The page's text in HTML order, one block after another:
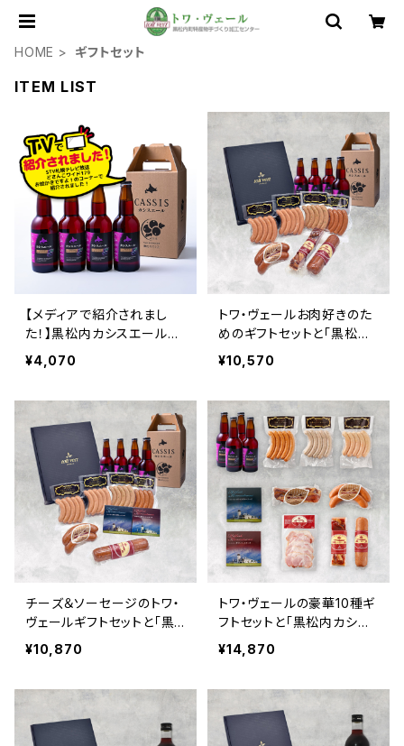
HOME ギフトセット
ITEM LIST
【メディアで紹介されまし
た！】黒松内カシスエール33
0ml ４本セット（箱付き）
¥4,070
トワ・ヴェールお肉好きのた
めのギフトセットと「黒松内
カシスエール330ml」4本
¥10,570
チーズ＆ソーセージのトワ・
ヴェールギフトセットと「黒
松内カシスエール 330ml」
¥10,870
トワ・ヴェールの豪華10種ギ
フトセットと「黒松内カシス
エール 330ml」4本
¥14,870